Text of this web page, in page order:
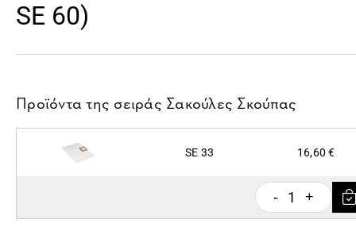
SE 60)
Προϊόντα της σειράς Σακούλες Σκούπας
SE 33 16,60 €
- 1 +